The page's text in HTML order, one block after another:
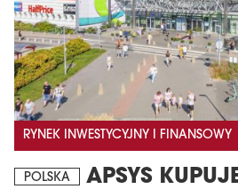
RYNEK INWESTYCYJNY I FINANSOWY
POLSKA
APSYS